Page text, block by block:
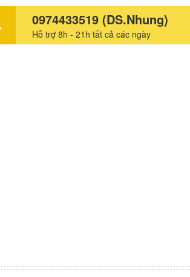
0974433519 (DS.Nhung)
Hỗ trợ 8h - 21h tất cả các ngày